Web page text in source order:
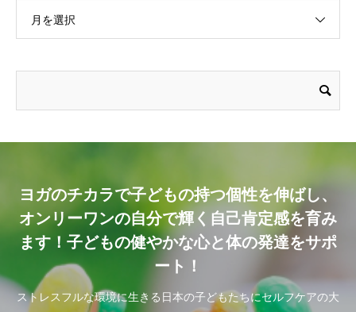
月を選択
ヨガのチカラで子どもの持つ個性を伸ばし、
オンリーワンの自分で輝く自己肯定感を育み
ます！子どもの健やかな心と体の発達をサポ
ート！
ストレスフルな環境に生きる日本の子どもたちにセルフケアの大